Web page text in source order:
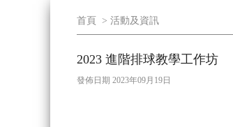
首頁 > 活動及資訊
2023 進階排球教學工作坊
發佈日期 2023年09月19日